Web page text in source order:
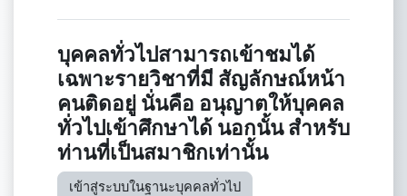
บุคคลทั่วไปสามารถเข้าชมได้
เฉพาะรายวิชาที่มี สัญลักษณ์หน้า
คนติดอยู่ นั่นคือ อนุญาตให้บุคคล
ทั่วไปเข้าศึกษาได้ นอกนั้น สำหรับ
ท่านที่เป็นสมาชิกเท่านั้น
เข้าสู่ระบบในฐานะบุคคลทั่วไป